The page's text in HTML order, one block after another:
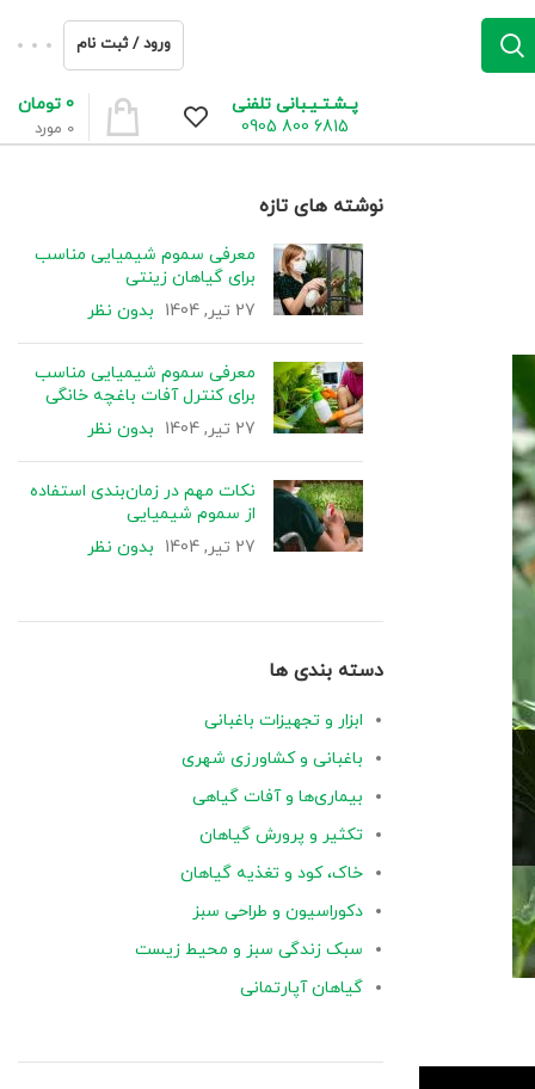
ورود / ثبت نام
پـشـتـیـبانی تلفنی
6815 800 0905
0 مورد
0 تومان
نوشته های تازه
معرفی سموم شیمیایی مناسب
برای گیاهان زینتی
27 تیر, 1404
بدون نظر
معرفی سموم شیمیایی مناسب
برای کنترل آفات باغچه خانگی
27 تیر, 1404
بدون نظر
نکات مهم در زمان‌بندی استفاده
از سموم شیمیایی
27 تیر, 1404
بدون نظر
دسته بندی ها
ابزار و تجهیزات باغبانی
باغبانی و کشاورزی شهری
بیماری‌ها و آفات گیاهی
تکثیر و پرورش گیاهان
خاک، کود و تغذیه گیاهان
دکوراسیون و طراحی سبز
سبک زندگی سبز و محیط زیست
گیاهان آپارتمانی